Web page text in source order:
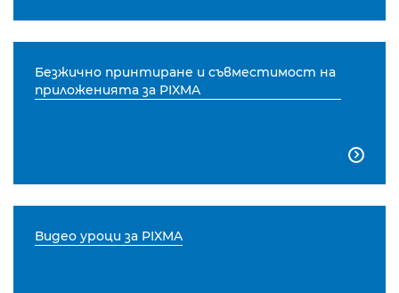
Безжично принтиране и съвместимост на
приложенията за PIXMA

Видео уроци за PIXMA